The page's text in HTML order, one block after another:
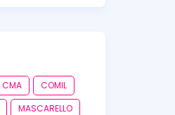
CMA
COMIL
MASCARELLO